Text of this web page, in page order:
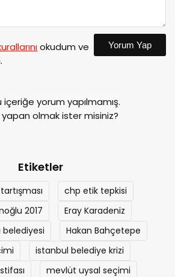
okudum ve
Yorum Yap
içeriğe yorum yapılmamış.
yapan olmak ister misiniz?
Etiketler
chp etik tepkisi
2017
Eray Karadeniz
Hakan Bahçetepe
istanbul belediye krizi
mevlüt uysal seçimi